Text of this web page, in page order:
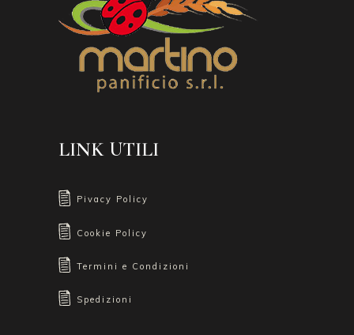
LINK UTILI
Pivacy Policy
Cookie Policy
Termini e Condizioni
Spedizioni